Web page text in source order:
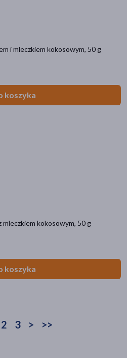
i mleczkiem kokosowym, 50 g
koszyka
mleczkiem kokosowym, 50 g
koszyka
2 3 > >>
Zdrowej Treści(3)